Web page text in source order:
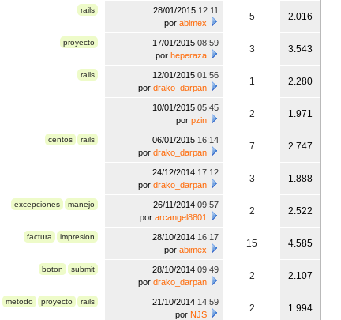
rails 28/01/2015 12:11
por abimex
5 2.016
proyecto 17/01/2015 08:59
por heperaza
3 3.543
rails 12/01/2015 01:56
por drako_darpan
1 2.280
10/01/2015 05:45
por pzin
2 1.971
centos rails 06/01/2015 16:14
por drako_darpan
7 2.747
24/12/2014 17:12
por drako_darpan
3 1.888
excepciones manejo 26/11/2014 09:57
por arcangel8801
2 2.522
factura impresion 28/10/2014 16:17
por abimex
15 4.585
boton submit 28/10/2014 09:49
por drako_darpan
2 2.107
metodo proyecto rails 21/10/2014 14:59
por NJS
2 1.994